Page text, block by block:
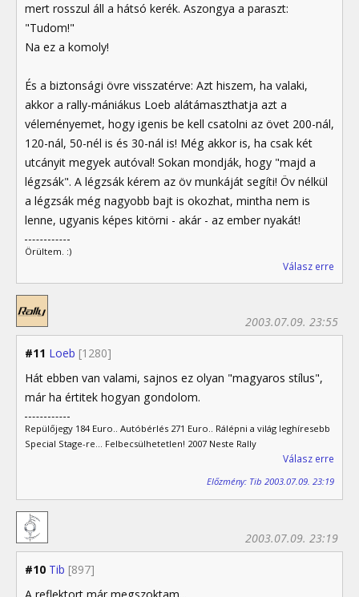
mert rosszul áll a hátsó kerék. Aszongya a paraszt:
"Tudom!"
Na ez a komoly!
És a biztonsági övre visszatérve: Azt hiszem, ha valaki,
akkor a rally-mániákus Loeb alátámaszthatja azt a
véleményemet, hogy igenis be kell csatolni az övet 200-nál,
120-nál, 50-nél is és 30-nál is! Még akkor is, ha csak két
utcányit megyek autóval! Sokan mondják, hogy "majd a
légzsák". A légzsák kérem az öv munkáját segíti! Öv nélkül
a légzsák még nagyobb bajt is okozhat, mintha nem is
lenne, ugyanis képes kitörni - akár - az ember nyakát!
Örültem. :)
Válasz erre
#11 Loeb [1280]
2003.07.09. 23:55
Hát ebben van valami, sajnos ez olyan "magyaros stílus",
már ha értitek hogyan gondolom.
Repülőjegy 184 Euro.. Autóbérlés 271 Euro.. Rálépni a világ leghíresebb
Special Stage-re... Felbecsülhetetlen! 2007 Neste Rally
Válasz erre
Előzmény: Tib 2003.07.09. 23:19
#10 Tib [897]
2003.07.09. 23:19